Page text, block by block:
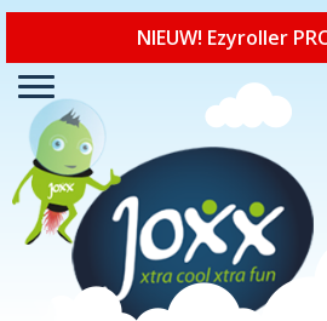
NIEUW! Ezyroller